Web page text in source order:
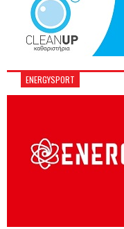
ENERGYSPORT